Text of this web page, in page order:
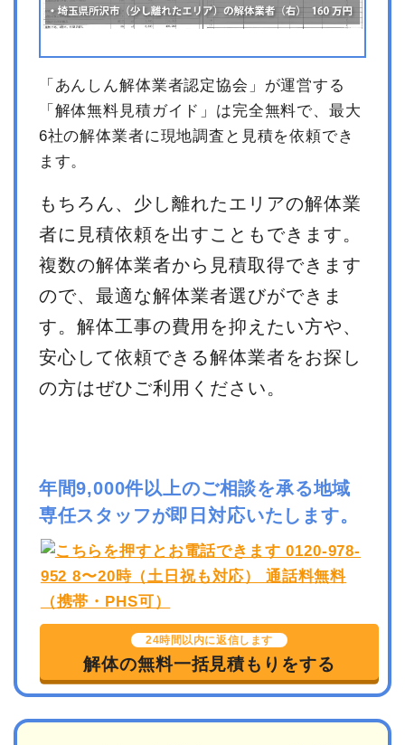
「あんしん解体業者認定協会」が運営する
「解体無料見積ガイド」は完全無料で、最大
6社の解体業者に現地調査と見積を依頼でき
ます。
もちろん、少し離れたエリアの解体業
者に見積依頼を出すこともできます。
複数の解体業者から見積取得できます
ので、最適な解体業者選びができま
す。解体工事の費用を抑えたい方や、
安心して依頼できる解体業者をお探し
の方はぜひご利用ください。
年間9,000件以上のご相談を承る地域
専任スタッフが即日対応いたします。
24時間以内に返信します
解体の無料一括見積もりをする